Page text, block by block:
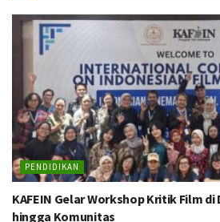
PENDIDIKAN
KAFEIN Gelar Workshop Kritik Film di
hingga Komunitas